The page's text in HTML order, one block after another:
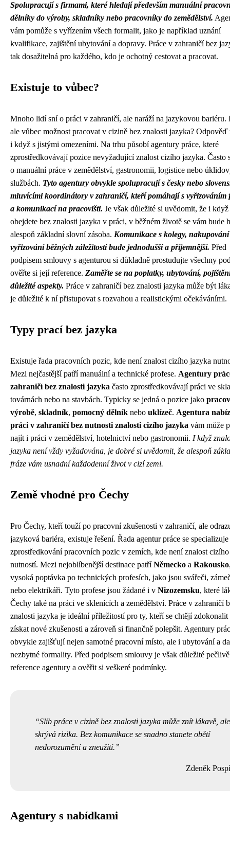
Spolupracují s firmami, které hledají především manuální
dělníky do výroby, skladníky nebo pracovníky do zemědělství.
vám pomůže s vyřízením všech formalit, jako je například uznání
kvalifikace, zajištění ubytování a dopravy. Práce v zahraničí bez
tak dosažitelná pro každého, kdo je ochotný cestovat a pracovat.
Existuje to vůbec?
Mnoho lidí sní o práci v zahraničí, ale naráží na jazykovou bariéru.
ale vůbec možnost pracovat v cizině bez znalosti jazyka? Odpověď
i když s jistými omezeními. Na trhu působí agentury práce, které
zprostředkovávají pozice nevyžadující znalost cizího jazyka. Často
o manuální práce v zemědělství, gastronomii, logistice nebo
službách. Tyto agentury obvykle spolupracují s česky nebo
mluvícími koordinátory v zahraničí, kteří pomáhají s vyřizováním
a komunikací na pracovišti. Je však důležité si uvědomit, že i když
obejdete bez znalosti jazyka v práci, v běžném životě se vám bude
alespoň základní slovní zásoba. Komunikace s kolegy,
vyřizování běžných záležitostí bude jednodušší a příjemnější. Před
podpisem smlouvy s agenturou si důkladně prostudujte všechny
ověřte si její reference. Zaměřte se na poplatky, ubytování,
důležité aspekty. Práce v zahraničí bez znalosti jazyka může být
je důležité k ní přistupovat s rozvahou a realistickými očekáváními.
Typy prací bez jazyka
Existuje řada pracovních pozic, kde není znalost cizího jazyka
Mezi nejčastější patří manuální a technické profese. Agentury
zahraničí bez znalosti jazyka často zprostředkovávají práci ve
továrnách nebo na stavbách. Typicky se jedná o pozice jako
výrobě, skladník, pomocný dělník nebo uklízeč. Agentura
práci v zahraničí bez nutnosti znalosti cizího jazyka vám může
najít i práci v zemědělství, hotelnictví nebo gastronomii. I když
jazyka není vždy vyžadována, je dobré si uvědomit, že alespoň
fráze vám usnadní každodenní život v cizí zemi.
Země vhodné pro Čechy
Pro Čechy, kteří touží po pracovní zkušenosti v zahraničí, ale
jazyková bariéra, existuje řešení. Řada agentur práce se specializuje
zprostředkování pracovních pozic v zemích, kde není znalost
nutností. Mezi nejoblíbenější destinace patříNěmecko a Rakousko
vysoká poptávka po technických profesích, jako jsou svářeči,
nebo elektrikáři. Tyto profese jsou žádané i v Nizozemsku, které
Čechy také na práci ve sklenících a zemědělství. Práce v zahraničí
znalosti jazyka je ideální příležitostí pro ty, kteří se chtějí
získat nové zkušenosti a zároveň si finančně polepšit. Agentury
obvykle zajišťují nejen samotné pracovní místo, ale i ubytování a
nezbytné formality. Před podpisem smlouvy je však důležité
reference agentury a ověřit si veškeré podmínky.
Slib práce v cizině bez znalosti jazyka může znít lákavě,
skrývá rizika. Bez komunikace se snadno stanete obětí
nedorozumění a zneužití.
Zdeněk
Agentury s nabídkami